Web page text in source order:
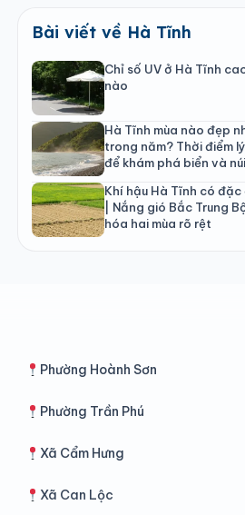
Bài viết về Hà Tĩnh
Chỉ số UV ở Hà Tĩnh
nào
Hà Tĩnh mùa nào đẹp
trong năm? Thời điểm
để khám phá biển và núi
Khí hậu Hà Tĩnh có đặc
| Nắng gió Bắc Trung
hóa hai mùa rõ rệt
Phường Hoành Sơn
Phường Trần Phú
Xã Cẩm Hưng
Xã Can Lộc